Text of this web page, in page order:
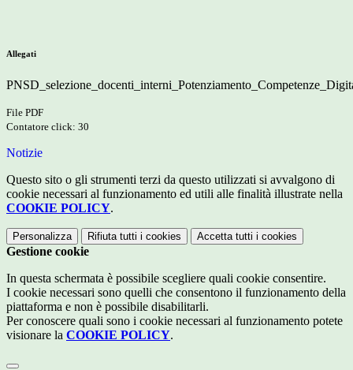
Allegati
File PDF
Contatore click: 30
Notizie
Questo sito o gli strumenti terzi da questo utilizzati si avvalgono di
cookie necessari al funzionamento ed utili alle finalità illustrate nella
COOKIE POLICY.
Personalizza Rifiuta tutti i cookies Accetta tutti i cookies
Gestione cookie
In questa schermata è possibile scegliere quali cookie consentire.
I cookie necessari sono quelli che consentono il funzionamento della
piattaforma e non è possibile disabilitarli.
Per conoscere quali sono i cookie necessari al funzionamento potete
visionare la COOKIE POLICY.